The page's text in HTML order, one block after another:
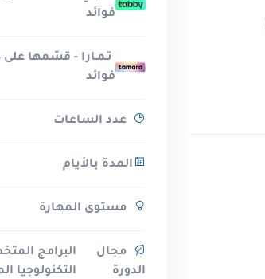
فوائد
فوائد
عدد الساعات
المدة بالأيام
مستوى المهارة
مجال
الدورة
البرامج
التكنولوجيا